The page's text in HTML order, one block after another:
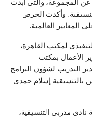
عن المجموعة، والتى أبدت
وأكدت الحرص
العالمية.
لمكتب القاهرة،
الأعمال بمكتب
التدريب لشؤون البرامج
بالتنسيقية إسلام حمدى
مدربى التنسيقية،